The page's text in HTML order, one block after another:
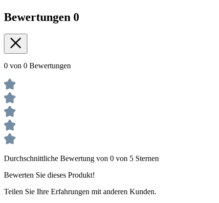
Bewertungen 0
0 von 0 Bewertungen
Durchschnittliche Bewertung von 0 von 5 Sternen
Bewerten Sie dieses Produkt!
Teilen Sie Ihre Erfahrungen mit anderen Kunden.